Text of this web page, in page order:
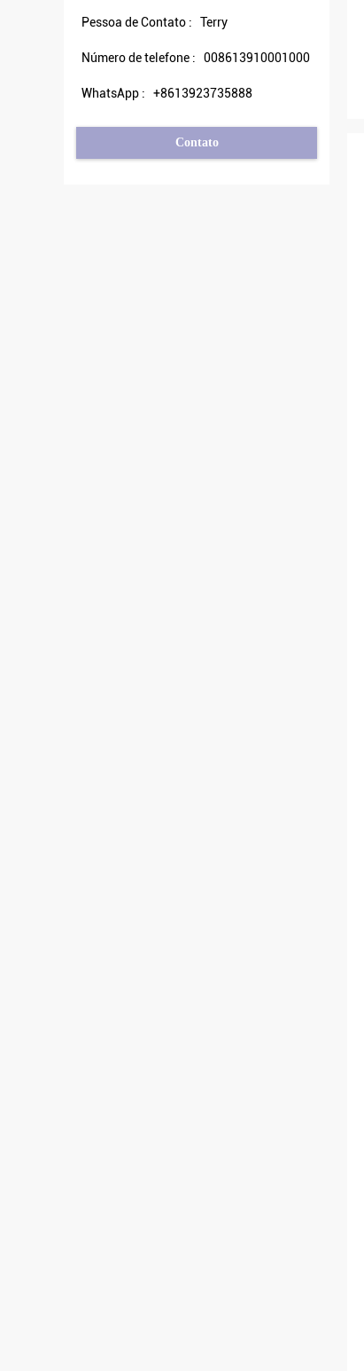
Pessoa de Contato : Terry
Número de telefone : 008613910001000
WhatsApp : +8613923735888
Contato